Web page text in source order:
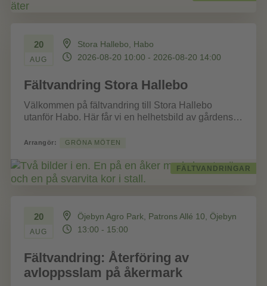
20
AUG
Stora Hallebo, Habo
2026-08-20 10:00 - 2026-08-20 14:00
FÄLTVANDRINGAR
Fältvandring Stora Hallebo
Välkommen på fältvandring till Stora Hallebo
utanför Habo. Här får vi en helhetsbild av gårdens
Hellqvist...
Arrangör: GRÖNA MÖTEN
20
AUG
Öjebyn Agro Park, Patrons Allé 10, Öjebyn
13:00 - 15:00
Fältvandring: Återföring av
avloppsslam på åkermark